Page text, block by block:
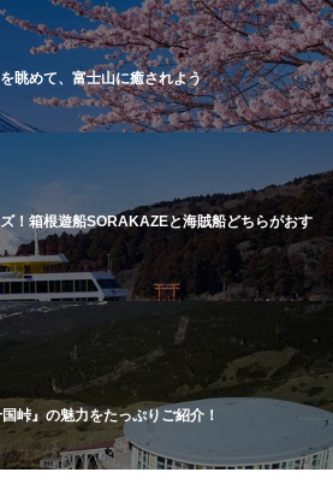
眺めて、富士山に癒されよう
！箱根遊船SORAKAZEと海賊船どちらがおす
峠』の魅力をたっぷりご紹介！